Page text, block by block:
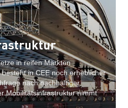
in reifen Märkten
in CEE noch erheblicher
nach nachhaltiger,
Mobilitätsinfrastruktur nimmt